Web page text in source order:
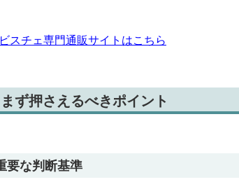
ビスチェ専門通販サイトはこちら
ず押さえるべきポイント
要な判断基準